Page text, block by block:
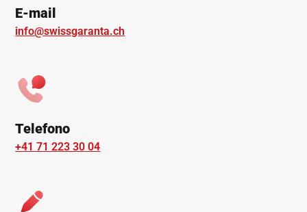
E-mail
info@swissgaranta.ch
Telefono
+41 71 223 30 04